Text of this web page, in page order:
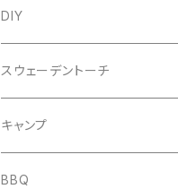
DIY
スウェーデントーチ
キャンドルツリー
ウッドキャンドル
キャンプ
野営
BBQ